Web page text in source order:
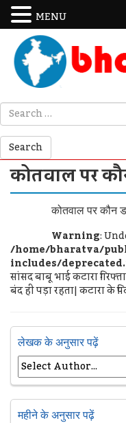
कोतवाल पर
कोतवाल पर कौन
Warning:
/home/bharatva/
includes/
सांसद बाबू भाई कटारा
बंद ही पड़ा रहता| कटारा के
लेखक के अनुसार पढ़ें
महीने के अनुसार पढ़ें
MENU